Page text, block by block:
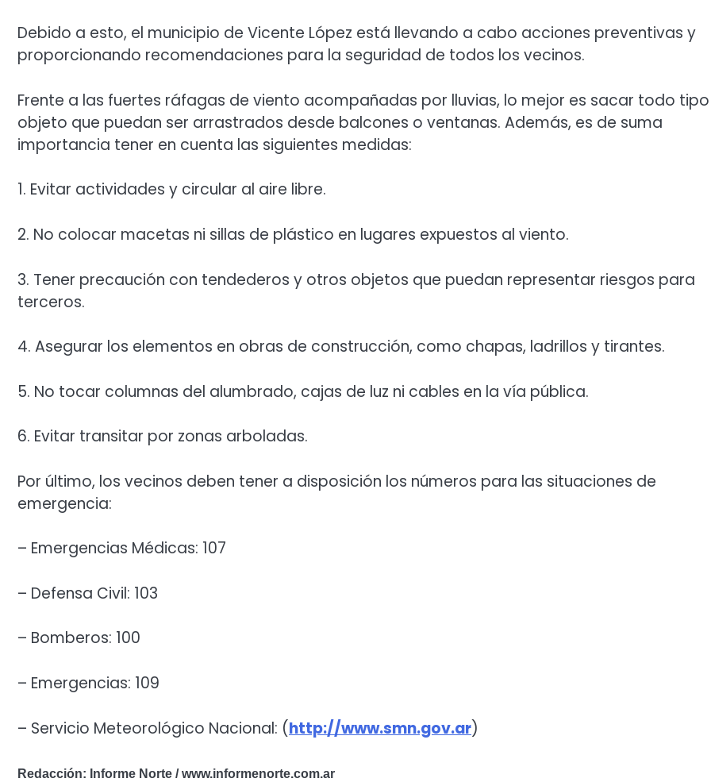
Debido a esto, el municipio de Vicente López está llevando a cabo acciones preventivas y
proporcionando recomendaciones para la seguridad de todos los vecinos.
Frente a las fuertes ráfagas de viento acompañadas por lluvias, lo mejor es sacar todo
objeto que puedan ser arrastrados desde balcones o ventanas. Además, es de suma
importancia tener en cuenta las siguientes medidas:
1. Evitar actividades y circular al aire libre.
2. No colocar macetas ni sillas de plástico en lugares expuestos al viento.
3. Tener precaución con tendederos y otros objetos que puedan representar riesgos para
terceros.
4. Asegurar los elementos en obras de construcción, como chapas, ladrillos y tirantes.
5. No tocar columnas del alumbrado, cajas de luz ni cables en la vía pública.
6. Evitar transitar por zonas arboladas.
Por último, los vecinos deben tener a disposición los números para las situaciones de
emergencia:
– Emergencias Médicas: 107
– Defensa Civil: 103
– Bomberos: 100
– Emergencias: 109
– Servicio Meteorológico Nacional: (http://www.smn.gov.ar)
Redacción: Informe Norte / www.informenorte.com.ar